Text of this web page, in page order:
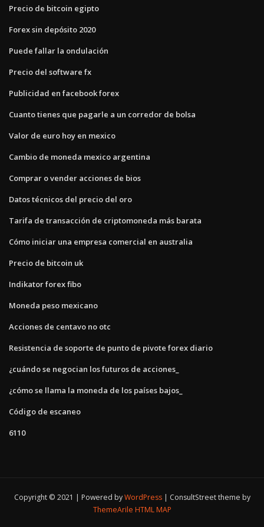
Precio de bitcoin egipto
Forex sin depósito 2020
Puede fallar la ondulación
Precio del software fx
Publicidad en facebook forex
Cuanto tienes que pagarle a un corredor de bolsa
Valor de euro hoy en mexico
Cambio de moneda mexico argentina
Comprar o vender acciones de bios
Datos técnicos del precio del oro
Tarifa de transacción de criptomoneda más barata
Cómo iniciar una empresa comercial en australia
Precio de bitcoin uk
Indikator forex fibo
Moneda peso mexicano
Acciones de centavo no otc
Resistencia de soporte de punto de pivote forex diario
¿cuándo se negocian los futuros de acciones_
¿cómo se llama la moneda de los países bajos_
Código de escaneo
6110
Copyright © 2021 | Powered byWordPress
ConsultStreet theme by
ThemeArile HTML MAP